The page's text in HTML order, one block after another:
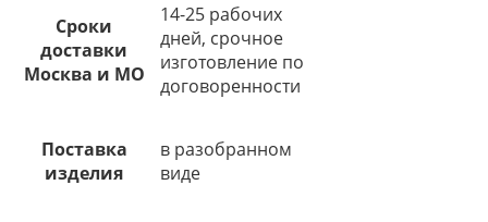
Сроки
доставки
Москва и МО
14-25 рабочих
дней, срочное
изготовление по
договоренности
Поставка
изделия
в разобранном
виде